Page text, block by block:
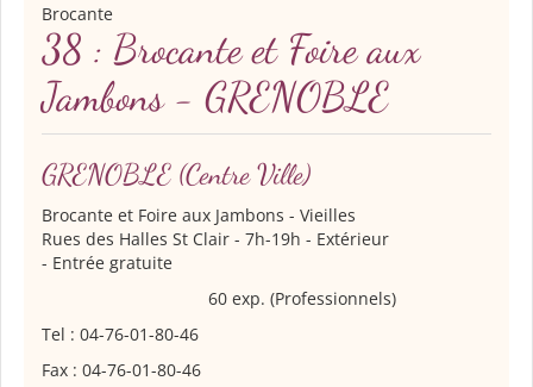
Brocante
38 : Brocante et Foire aux
Jambons - GRENOBLE
GRENOBLE (Centre Ville)
Brocante et Foire aux Jambons - Vieilles
Rues des Halles St Clair - 7h-19h - Extérieur
- Entrée gratuite
60 exp. (Professionnels)
Tel : 04-76-01-80-46
Fax : 04-76-01-80-46